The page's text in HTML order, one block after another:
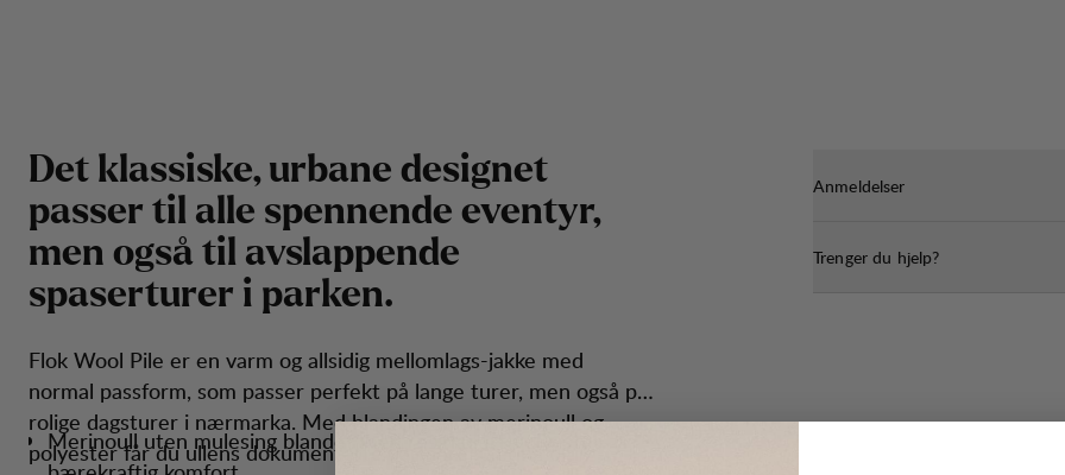
Det klassiske, urbane designet
passer til alle spennende eventyr,
men også til avslappende
spaserturer i parken.
Flok Wool Pile er en varm og allsidig mellomlags-jakke med
normal passform, som passer perfekt på lange turer, men også på
rolige dagsturer i nærmarka. Med blandingen av merinoull og
polyester får du ullens dokumenterte varmeregulering og
Merinoull uten mulesing blandet med resirkulert polyester gir
Anmeldelser
Trenger du hjelp?